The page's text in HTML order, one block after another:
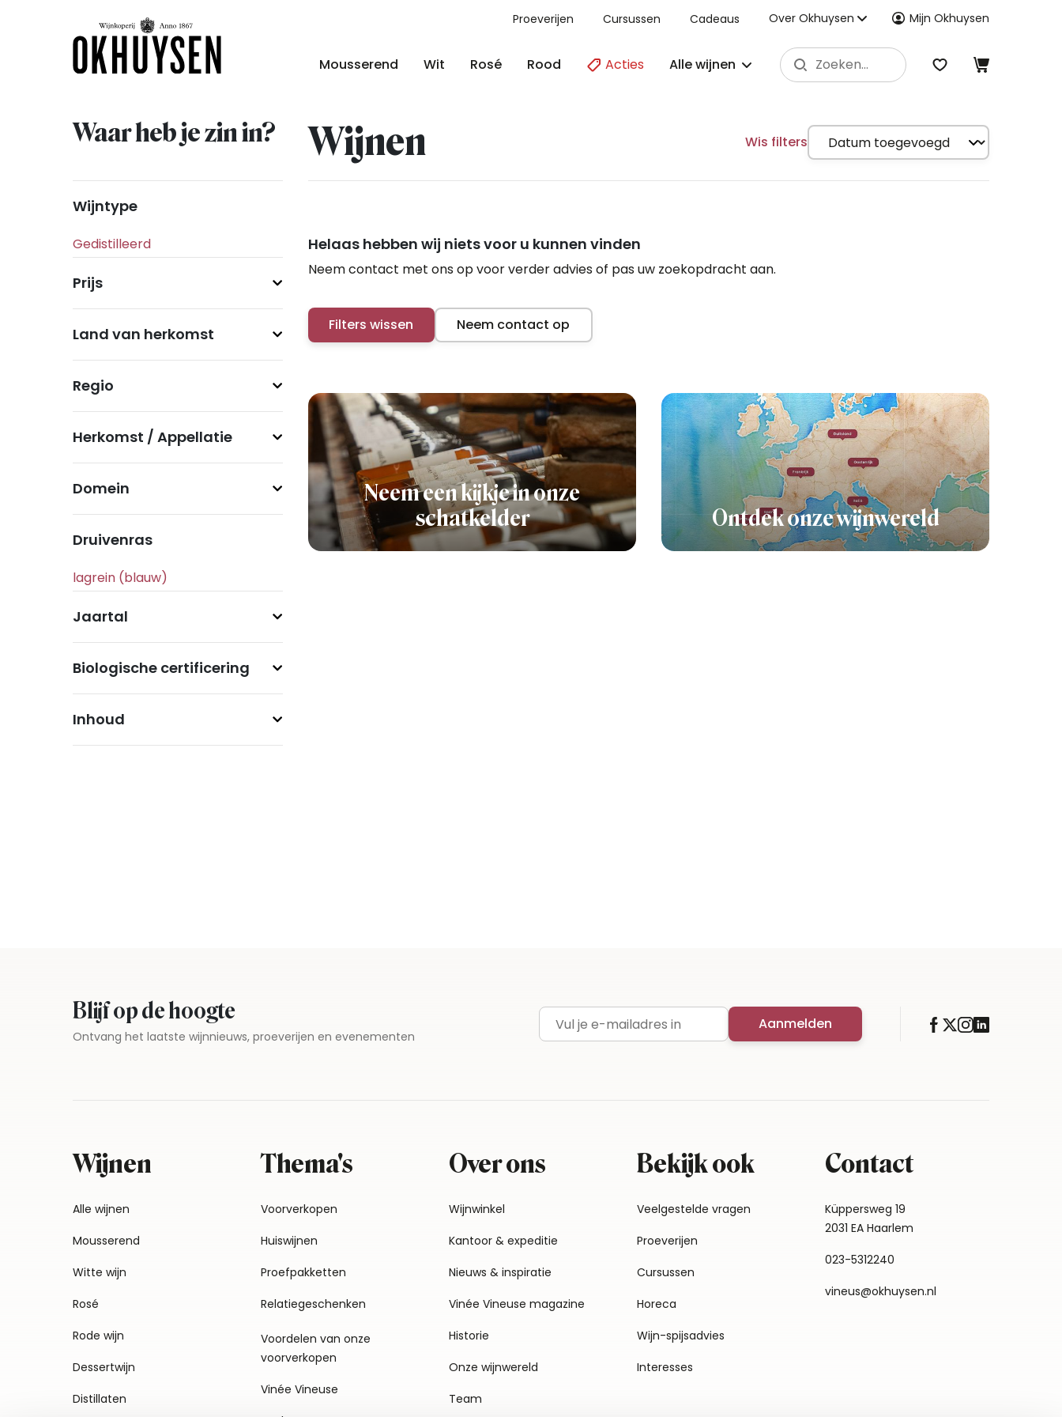
Proeverijen Cursussen Cadeaus Over Okhuysen Mijn Okhuysen
Mousserend Wit Rosé Rood Acties Alle wijnen
Waar heb je zin in? Wijnen Wis filters
Wijntype
Prijs
Land van herkomst
Regio
Herkomst / Appellatie
Domein
Druivenras
Jaartal
Biologische certificering
Inhoud
Helaas hebben wij niets voor u kunnen vinden
Neem contact met ons op voor verder advies of pas uw zoekopdracht aan.
Filters wissen Neem contact op
Neem een kijkje in onze
schatkelder
Ontdek onze wijnwereld
Blijf op de hoogte
Ontvang het laatste wijnnieuws, proeverijen en evenementen E-mailadres Aanmelden
Wijnen
Alle wijnen
Mousserend
Witte wijn
Rosé
Rode wijn
Dessertwijn
Distillaten
Thema's
Voorverkopen
Huiswijnen
Proefpakketten
Relatiegeschenken
Voordelen van onze
voorverkopen
Vinée Vineuse
Over ons
Wijnwinkel
Kantoor & expeditie
Nieuws & inspiratie
Vinée Vineuse magazine
Historie
Onze wijnwereld
Team
Bekijk ook
Veelgestelde vragen
Proeverijen
Cursussen
Horeca
Wijn-spijsadvies
Interesses
Contact
Küppersweg 19
2031 EA Haarlem
023-5312240
vineus@okhuysen.nl